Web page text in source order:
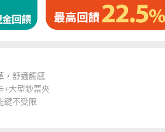
，舒適觸感
+大型鈔票夾
鍵不受限